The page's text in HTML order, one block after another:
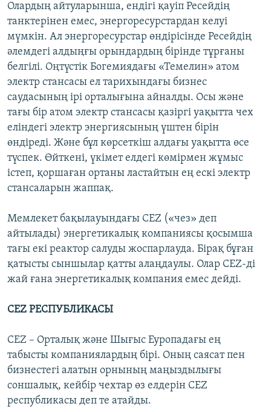
Олардың айтуларынша, ендігі қауіп Ресейдің
танктерінен емес, энергоресурстардан келуі
мүмкін. Ал энергоресурстар өндірісінде Ресейдің
әлемдегі алдыңғы орындардың бірінде тұрғаны
белгілі. Оңтүстік Богемиядағы «Темелин» атом
электр стансасы ел тарихындағы бизнес
саудасының ірі орталығына айналды. Осы және
тағы бір атом электр стансасы қазіргі уақытта чех
еліндегі электр энергиясының үштен бірін
өндіреді. Және бұл көрсеткіш алдағы уақытта өсе
түспек. Өйткені, үкімет елдегі көмірмен жұмыс
істеп, қоршаған ортаны ластайтын ең ескі электр
стансаларын жаппақ.
Мемлекет бақылауындағы CEZ («чез» деп
айтылады) энергетикалық компаниясы қосымша
тағы екі реактор салуды жоспарлауда. Бірақ бұған
қатысты сыншылар қатты алаңдаулы. Олар CEZ-ді
жай ғана энергетикалық компания емес дейді.
CEZ РЕСПУБЛИКАСЫ
CEZ – Орталық және Шығыс Еуропадағы ең
табысты компаниялардың бірі. Оның саясат пен
бизнестегі алатын орнының маңыздылығы
соншалық, кейбір чехтар өз елдерін CEZ
республикасы деп те атайды.